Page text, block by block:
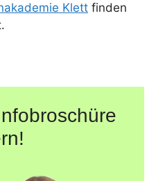
Klett finden